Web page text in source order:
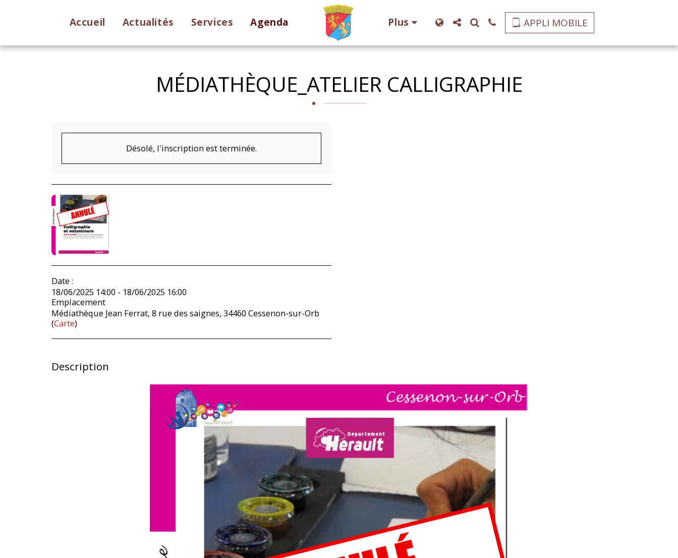
Accueil Actualités Services Agenda Plus APPLI MOBILE
MÉDIATHÈQUE_ATELIER CALLIGRAPHIE
Désolé, l'inscription est terminée.
Date :
18/06/2025 14:00 - 18/06/2025 16:00
Emplacement
Médiathèque Jean Ferrat, 8 rue des saignes, 34460 Cessenon-sur-Orb
(Carte)
Description